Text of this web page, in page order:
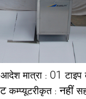
मात्रा : 01 टाइप
कम्प्यूटरीकृत : नहीं